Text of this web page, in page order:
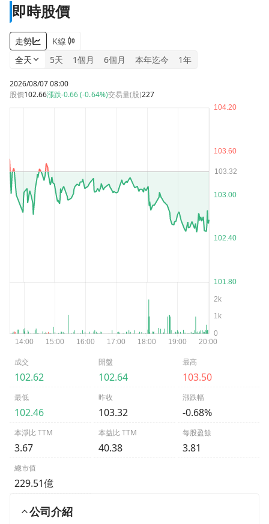
即時股價
走勢
K線
全天
5天 1個月 6個月 本年迄今 1年
2026/08/07 08:00
股價102.66漲跌-0.66 (-0.64%)交易量(股)227
成交
102.62
開盤
102.64
最高
103.50
最低
102.46
昨收
103.32
漲跌幅
-0.68%
本淨比 TTM
3.67
本益比 TTM
40.38
每股盈餘
3.81
總市值
229.51億
公司介紹